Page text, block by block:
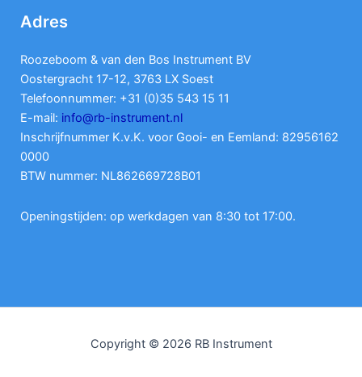
Adres
Roozeboom & van den Bos Instrument BV
Oostergracht 17-12, 3763 LX Soest
Telefoonnummer: +31 (0)35 543 15 11
E-mail: info@rb-instrument.nl
Inschrijfnummer K.v.K. voor Gooi- en Eemland: 82956162
0000
BTW nummer: NL862669728B01
Openingstijden: op werkdagen van 8:30 tot 17:00.
Copyright © 2026 RB Instrument